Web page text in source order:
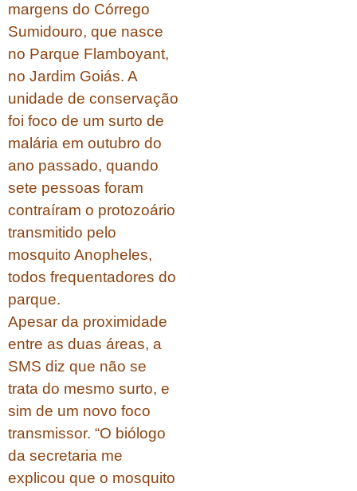
margens do Córrego
Sumidouro, que nasce
no Parque Flamboyant,
no Jardim Goiás. A
unidade de conservação
foi foco de um surto de
malária em outubro do
ano passado, quando
sete pessoas foram
contraíram o protozoário
transmitido pelo
mosquito Anopheles,
todos frequentadores do
parque.
Apesar da proximidade
entre as duas áreas, a
SMS diz que não se
trata do mesmo surto, e
sim de um novo foco
transmissor. “O biólogo
da secretaria me
explicou que o mosquito